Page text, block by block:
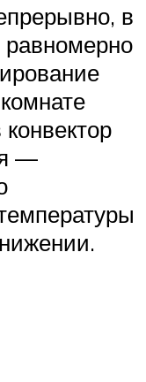
в
равномерно
—